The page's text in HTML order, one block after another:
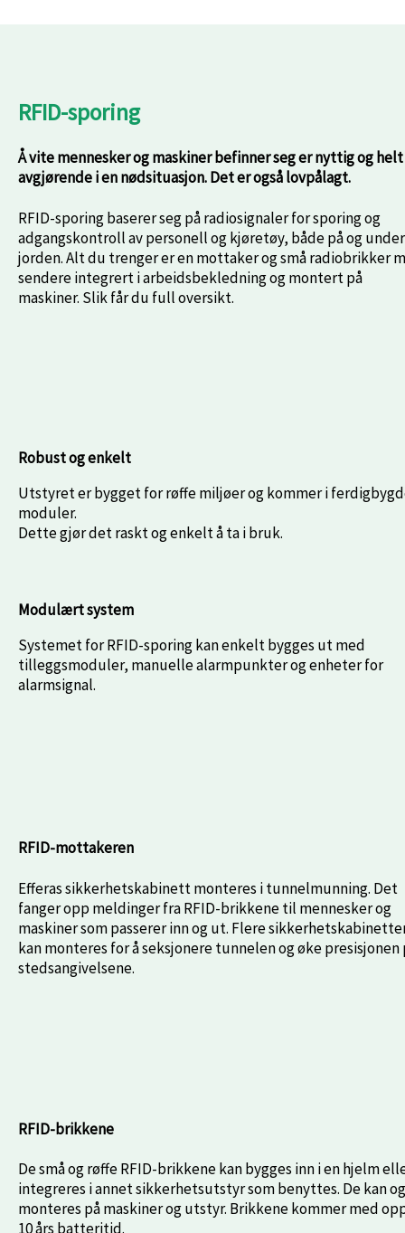
RFID-sporing
Å vite mennesker og maskiner befinner seg er nyttig og helt
avgjørende i en nødsituasjon.Det er også lovpålagt.
RFID-sporing baserer seg på radiosignaler for sporing og
adgangskontroll av personell og kjøretøy, både på og under
jorden. Alt du trenger er en mottaker og små radiobrikker
sendere integrert i arbeidsbekledning og montert på
maskiner. Slik får du full oversikt.
Robust og enkelt
Utstyret er bygget for røffe miljøer og kommer i
moduler.
Dette gjør det raskt og enkelt å ta i bruk.
Modulært system
Systemet for RFID-sporing kan enkelt bygges ut med
tilleggsmoduler, manuelle alarmpunkter og enheter for
alarmsignal.
RFID-mottakeren
Efferas sikkerhetskabinett monteres i tunnelmunning. Det
fanger opp meldinger fra RFID-brikkene til mennesker og
maskiner som passerer inn og ut. Flere
kan monteres for å seksjonere tunnelen og øke presisjonen
stedsangivelsene.
RFID-brikkene
De små og røffe RFID-brikkene kan bygges inn i en hjelm
integreres i annet sikkerhetsutstyr som benyttes. De kan
monteres på maskiner og utstyr. Brikkene kommer med
10 års batteritid.